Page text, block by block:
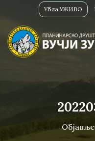
Убла УЖИВО